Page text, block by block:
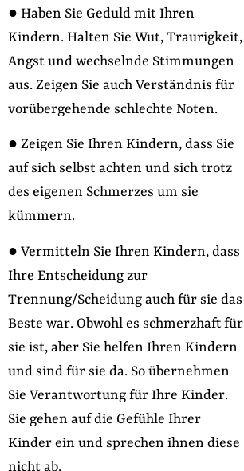
● Haben Sie Geduld mit Ihren
Kindern. Halten Sie Wut, Traurigkeit,
Angst und wechselnde Stimmungen
aus. Zeigen Sie auch Verständnis für
vorübergehende schlechte Noten.
● Zeigen Sie Ihren Kindern, dass Sie
auf sich selbst achten und sich trotz
des eigenen Schmerzes um sie
kümmern.
● Vermitteln Sie Ihren Kindern, dass
Ihre Entscheidung zur
Trennung/Scheidung auch für sie das
Beste war. Obwohl es schmerzhaft für
sie ist, aber Sie helfen Ihren Kindern
und sind für sie da. So übernehmen
Sie Verantwortung für Ihre Kinder.
Sie gehen auf die Gefühle Ihrer
Kinder ein und sprechen ihnen diese
nicht ab.